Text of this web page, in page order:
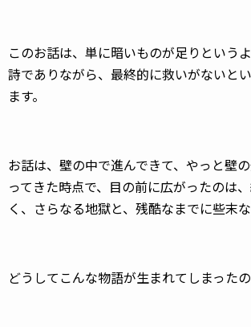
このお話は、単に暗いものが足りという
詩でありながら、最終的に救いがないと
ます。
お話は、壁の中で進んできて、やっと壁
ってきた時点で、目の前に広がったのは
く、さらなる地獄と、残酷なまでに些末な
どうしてこんな物語が生まれてしまったの